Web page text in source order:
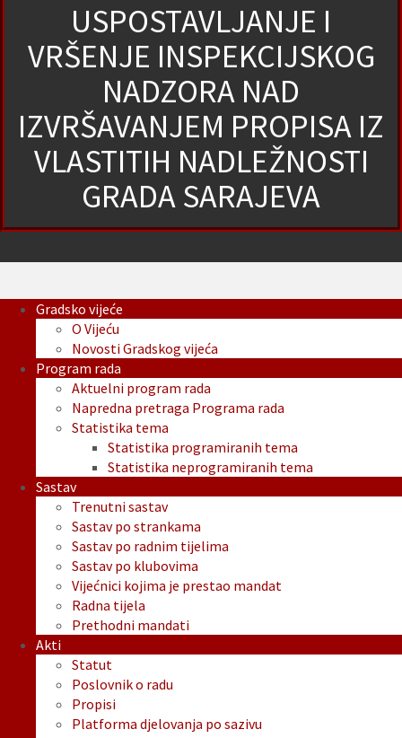
USPOSTAVLJANJE I
VRŠENJE INSPEKCIJSKOG
NADZORA NAD
IZVRŠAVANJEM PROPISA IZ
VLASTITIH NADLEŽNOSTI
GRADA SARAJEVA
Gradsko vijeće
O Vijeću
Novosti Gradskog vijeća
Program rada
Aktuelni program rada
Napredna pretraga Programa rada
Statistika tema
Statistika programiranih tema
Statistika neprogramiranih tema
Sastav
Trenutni sastav
Sastav po strankama
Sastav po radnim tijelima
Sastav po klubovima
Vijećnici kojima je prestao mandat
Radna tijela
Prethodni mandati
Akti
Statut
Poslovnik o radu
Propisi
Platforma djelovanja po sazivu